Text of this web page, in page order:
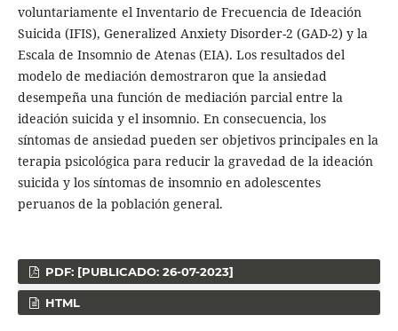
voluntariamente el Inventario de Frecuencia de Ideación
Suicida (IFIS), Generalized Anxiety Disorder-2 (GAD-2) y la
Escala de Insomnio de Atenas (EIA). Los resultados del
modelo de mediación demostraron que la ansiedad
desempeña una función de mediación parcial entre la
ideación suicida y el insomnio. En consecuencia, los
síntomas de ansiedad pueden ser objetivos principales en la
terapia psicológica para reducir la gravedad de la ideación
suicida y los síntomas de insomnio en adolescentes
peruanos de la población general.
PDF: [PUBLICADO: 26-07-2023]
HTML